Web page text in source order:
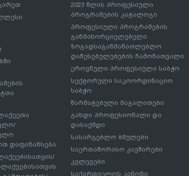
დაფინანსება
2023 წლის პროფესიული
პროგრამების კატალოგი
პროფესიული პროგრამების
განმახორციელებელი
ზოგადსაგანმანათლებლო
დაწესებულებების ჩამონათვალი
ეროვნული პროფესიული საბჭო
სექტორული საკოორდინაციო
საბჭო
წარმატებული მაგალითები
გახდი პროფესიონალი და
დასაქმდი
სასარგებლო ბმულები
საერთაშორისო კავშირები
კვლევები
საქართველოს კანონი